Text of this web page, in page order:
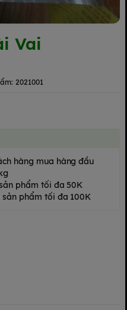
Vai
2021001
hàng mua hàng đầu
phẩm tối đa 50K
sản phẩm tối đa 100K